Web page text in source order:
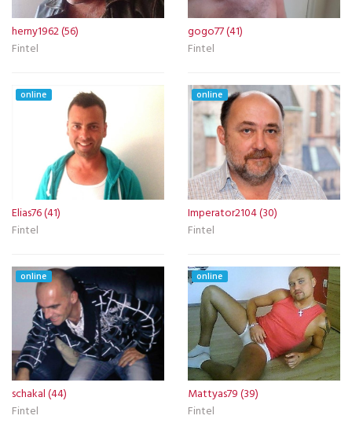
herny1962 (56)
Fintel
gogo77 (41)
Fintel
online
Elias76 (41)
Fintel
online
Imperator2104 (30)
Fintel
online
schakal (44)
Fintel
online
Mattyas79 (39)
Fintel